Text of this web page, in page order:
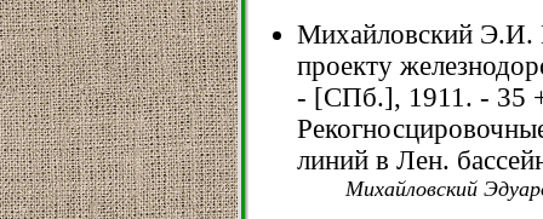
Михайловский Э.И.
проекту
- [СПб.], 1911. - 35
линий в Лен.
Михайловский